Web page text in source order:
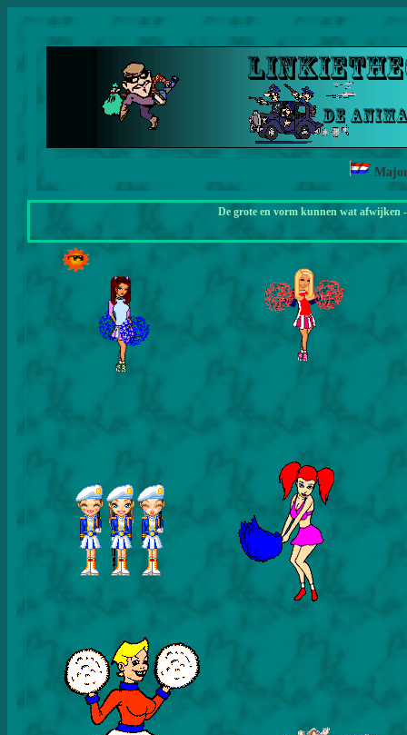
De grote en vorm kunnen wat afwijken